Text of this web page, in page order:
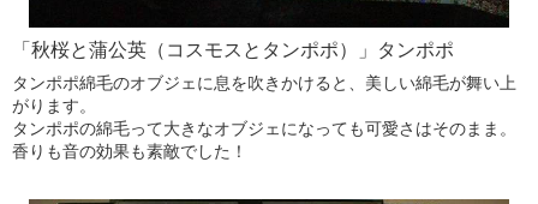
「秋桜と蒲公英（コスモスとタンポポ）」タンポポ
タンポポ綿毛のオブジェに息を吹きかけると、美しい綿毛が舞い上
がります。
タンポポの綿毛って大きなオブジェになっても可愛さはそのまま。
香りも音の効果も素敵でした！